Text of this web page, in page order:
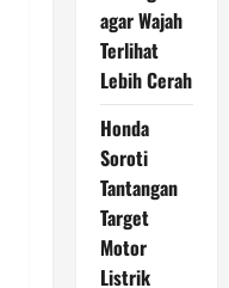
agar Wajah
Terlihat
Lebih Cerah
Honda
Soroti
Tantangan
Target
Motor
Listrik